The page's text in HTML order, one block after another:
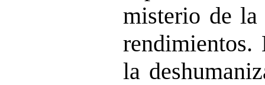
misterio de la
rendimientos.
la